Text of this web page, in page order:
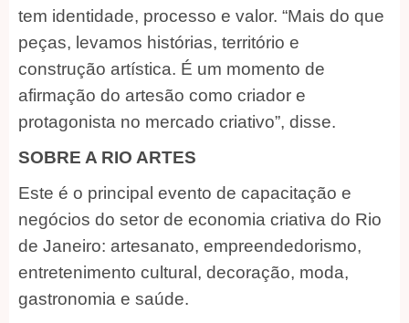
tem identidade, processo e valor. “Mais do que
peças, levamos histórias, território e
construção artística. É um momento de
afirmação do artesão como criador e
protagonista no mercado criativo”, disse.
SOBRE A RIO ARTES
Este é o principal evento de capacitação e
negócios do setor de economia criativa do Rio
de Janeiro: artesanato, empreendedorismo,
entretenimento cultural, decoração, moda,
gastronomia e saúde.